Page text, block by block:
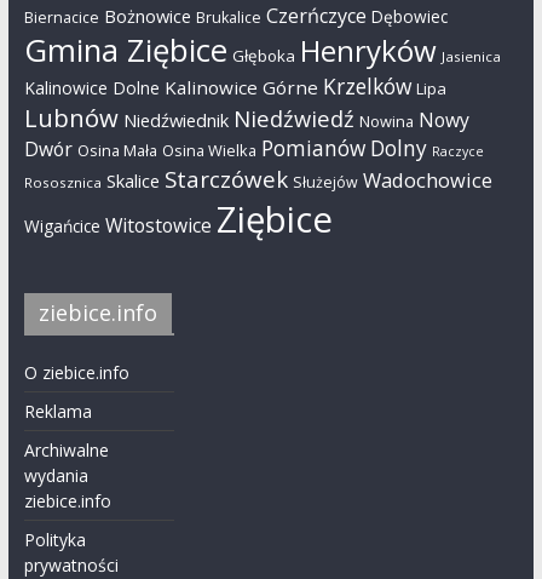
Biernacice Bożnowice Brukalice Czerńczyce Dębowiec
Gmina Ziębice Głęboka Henryków Jasienica
Kalinowice Dolne Kalinowice Górne Krzelków Lipa
Lubnów Niedźwiednik Niedźwiedź Nowina Nowy
Dwór Osina Mała Osina Wielka Pomianów Dolny Raczyce
Rososznica Skalice Starczówek Służejów Wadochowice
Wigańcice Witostowice Ziębice
ziebice.info
O ziebice.info
Reklama
Archiwalne
wydania
ziebice.info
Polityka
prywatności